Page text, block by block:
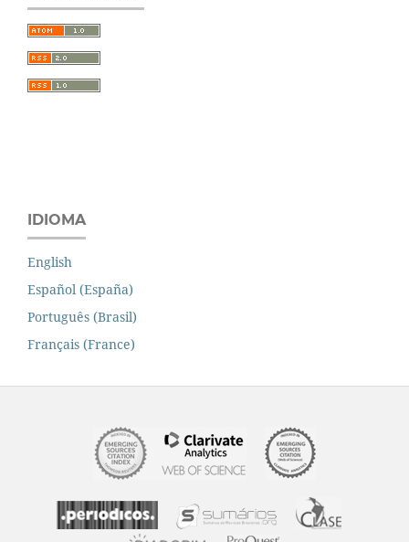
IDIOMA
English
Español (España)
Português (Brasil)
Français (France)